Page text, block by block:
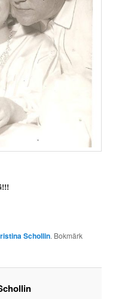
Schollin. Bokmärk